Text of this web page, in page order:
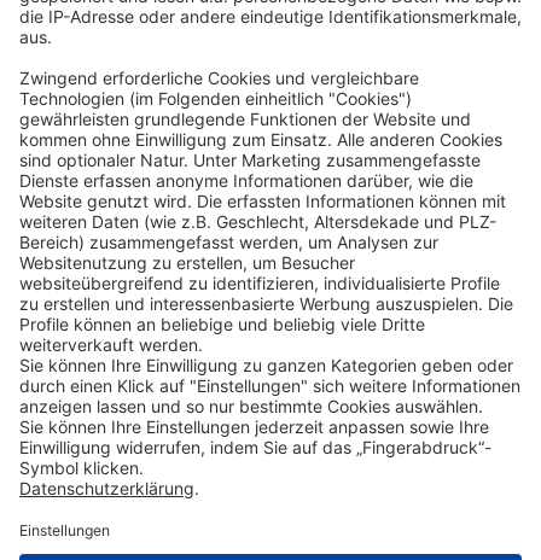
Whistleblowing
Code of Conduct
Erklärung zur Barrierefreiheit
ROWE SOCIAL
ZERTIFIZIERT DURCH
WIR UNTERSTÜTZEN